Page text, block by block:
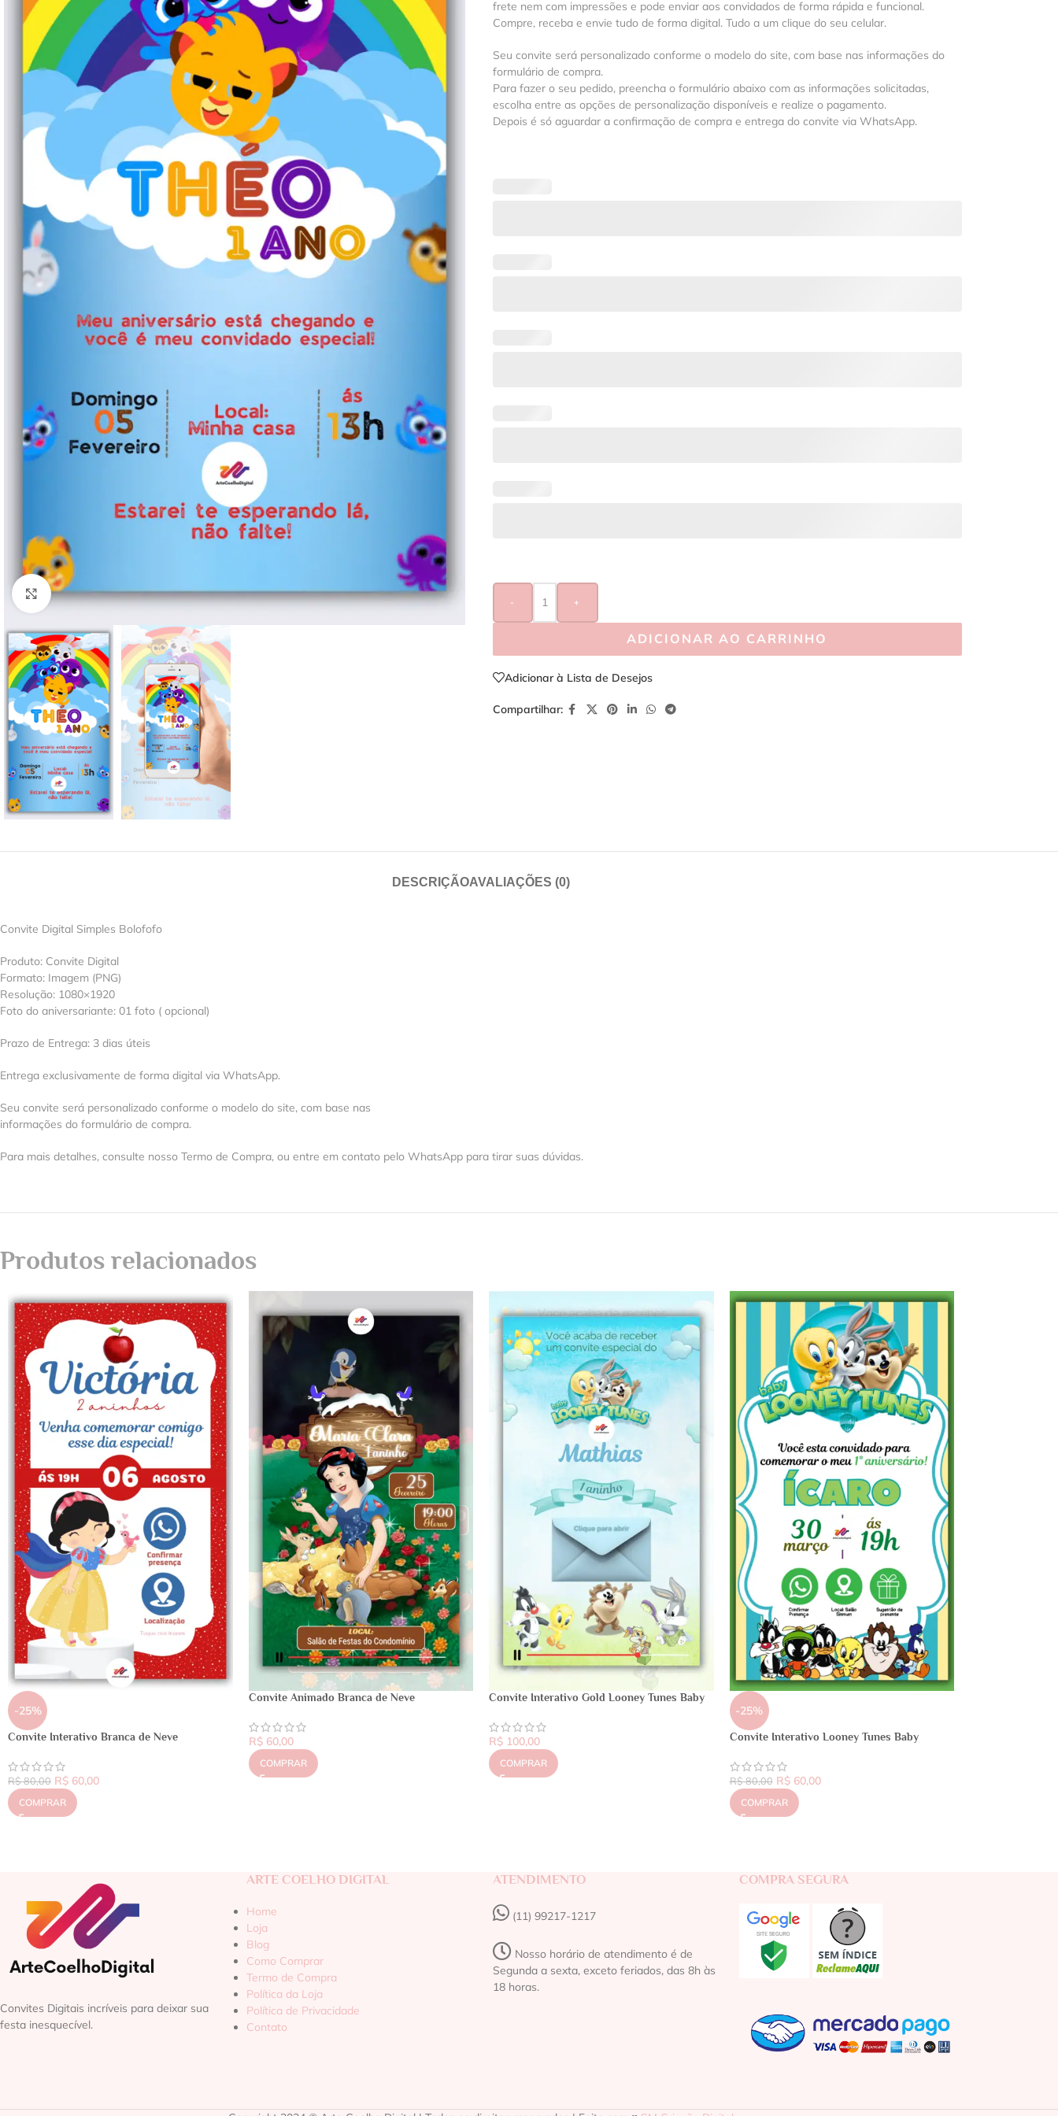
Clique para ampliar
frete nem com impressões e pode enviar aos convidados de forma rápida e funcional.
Compre, receba e envie tudo de forma digital. Tudo a um clique do seu celular.
Seu convite será personalizado conforme o modelo do site, com base nas informações do
formulário de compra.
Para fazer o seu pedido, preencha o formulário abaixo com as informações solicitadas,
escolha entre as opções de personalização disponíveis e realize o pagamento.
Depois é só aguardar a confirmação de compra e entrega do convite via WhatsApp.
- +
ADICIONAR AO CARRINHO
Adicionar à Lista de Desejos
Compartilhar:
DESCRIÇÃOAVALIAÇÕES (0)
Convite Digital Simples Bolofofo
Produto: Convite Digital
Formato: Imagem (PNG)
Resolução: 1080×1920
Foto do aniversariante: 01 foto ( opcional)
Prazo de Entrega: 3 dias úteis
Entrega exclusivamente de forma digital via WhatsApp.
Seu convite será personalizado conforme o modelo do site, com base nas
informações do formulário de compra.
Para mais detalhes, consulte nosso Termo de Compra, ou entre em contato pelo WhatsApp para tirar suas dúvidas.
Produtos relacionados
-25%
Convite Interativo Branca de Neve
R$80,00 R$ 60,00
COMPRAR
Convite Animado Branca de Neve
R$60,00
COMPRAR
Convite Interativo Gold Looney Tunes Baby
R$ 100,00
COMPRAR
-25%
Convite Interativo Looney Tunes Baby
R$80,00 R$60,00
COMPRAR
Convites Digitais incríveis para deixar sua
festa inesquecível.
ARTE COELHO DIGITAL
Home
Loja
Blog
Como Comprar
Termo de Compra
Política da Loja
Política de Privacidade
Contato
ATENDIMENTO
(11) 99217-1217‬
Nosso horário de atendimento é de
Segunda a sexta, exceto feriados, das 8h às
18 horas.
COMPRA SEGURA